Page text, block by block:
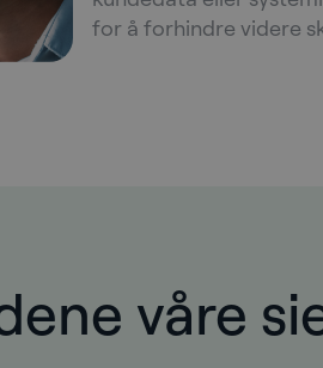
for å forhindre videre
våre